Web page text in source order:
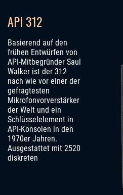
API 312
Basierend auf den
frühen Entwürfen von
API-Mitbegründer Saul
Walker ist der 312
nach wie vor einer der
gefragtesten
Mikrofonvorverstärker
der Welt und ein
Schlüsselelement in
API-Konsolen in den
1970er Jahren.
Ausgestattet mit 2520
diskreten